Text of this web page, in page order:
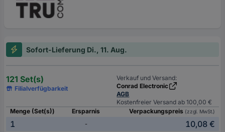
Sofort-Lieferung Di., 11. Aug.
121 Set(s)
Filialverfügbarkeit
Verkauf und Versand:
Conrad Electronic
AGB
Kostenfreier Versand ab 100,00 €
Menge (Set(s))
Ersparnis Verpackungspreis (zzgl. MwSt.)
1 -
10,08 €